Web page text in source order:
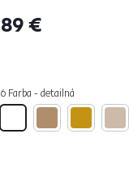
89 €
6 Farba - detailná